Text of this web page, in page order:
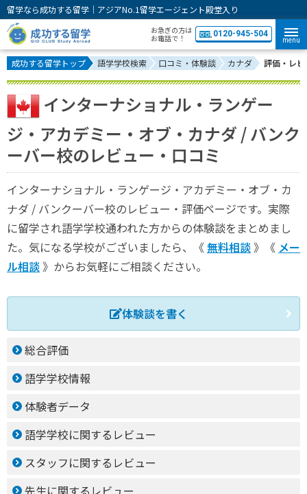
留学なら成功する留学｜アジアNo.1留学エージェント殿堂入り
お急ぎの方は
お電話で！
0120-945-504
menu
成功する留学トップ 語学学校検索 口コミ・体験談 カナダ 評価・レ
インターナショナル・ランゲー
ジ・アカデミー・オブ・カナダ / バンク
ーバー校のレビュー・口コミ
インターナショナル・ランゲージ・アカデミー・オブ・カ
ナダ / バンクーバー校のレビュー・評価ページです。実際
に留学され語学学校通われた方からの体験談をまとめまし
た。気になる学校がございましたら、《 無料相談 》《 メー
ル相談 》からお気軽にご相談ください。
体験談を書く
総合評価
語学学校情報
体験者データ
語学学校に関するレビュー
スタッフに関するレビュー
先生に関するレビュー